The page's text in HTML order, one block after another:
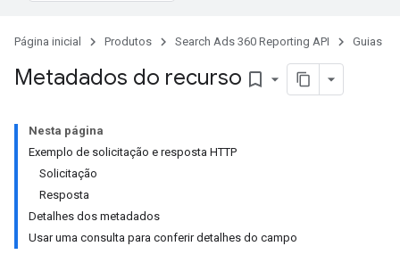
Página inicial Produtos Search Ads 360 Reporting API Guias
Metadados do recurso bookmark_border
Nesta página
Exemplo de solicitação e resposta HTTP
Solicitação
Resposta
Detalhes dos metadados
Usar uma consulta para conferir detalhes do campo